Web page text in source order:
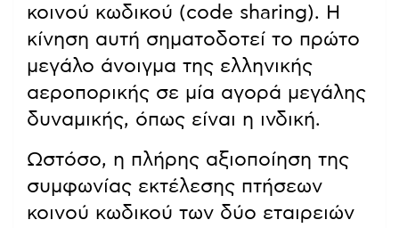
κοινού κωδικού (code sharing). Η
κίνηση αυτή σηματοδοτεί το πρώτο
μεγάλο άνοιγμα της ελληνικής
αεροπορικής σε μία αγορά μεγάλης
δυναμικής, όπως είναι η ινδική.
Ωστόσο, η πλήρης αξιοποίηση της
συμφωνίας εκτέλεσης πτήσεων
κοινού κωδικού των δύο εταιρειών